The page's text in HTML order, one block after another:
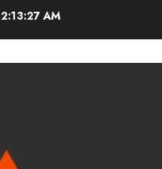
2:13:28 AM